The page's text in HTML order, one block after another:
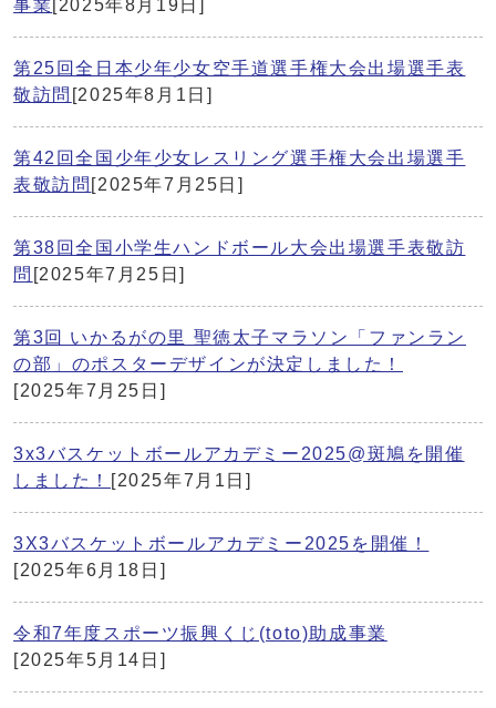
事業 [2025年8月19日]
第25回全日本少年少女空手道選手権大会出場選手表
敬訪問 [2025年8月1日]
第42回全国少年少女レスリング選手権大会出場選手
表敬訪問 [2025年7月25日]
第38回全国小学生ハンドボール大会出場選手表敬訪
問 [2025年7月25日]
第3回 いかるがの里 聖徳太子マラソン「ファンラン
の部」のポスターデザインが決定しました！
[2025年7月25日]
3x3バスケットボールアカデミー2025@斑鳩を開催
しました！
[2025年7月1日]
3X3バスケットボールアカデミー2025を開催！
[2025年6月18日]
令和7年度スポーツ振興くじ(toto)助成事業
[2025年5月14日]